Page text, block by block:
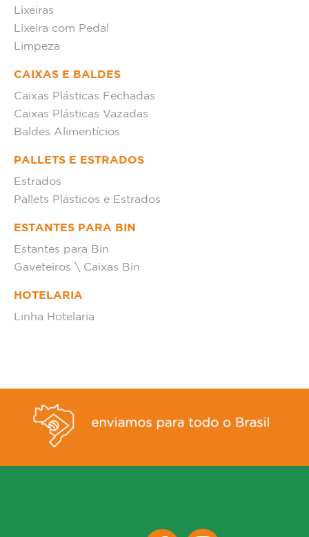
Lixeiras
Lixeira com Pedal
Limpeza
CAIXAS E BALDES
Caixas Plásticas Fechadas
Caixas Plásticas Vazadas
Baldes Alimentícios
PALLETS E ESTRADOS
Estrados
Pallets Plásticos e Estrados
ESTANTES PARA BIN
Estantes para Bin
Gaveteiros \ Caixas Bin
HOTELARIA
Linha Hotelaria